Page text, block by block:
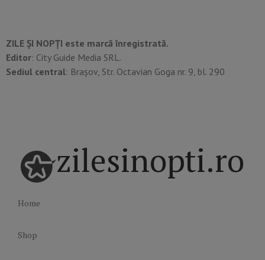
ZILE ȘI NOPȚI este marcă înregistrată.
Editor: City Guide Media SRL.
Sediul central: Brașov, Str. Octavian Goga nr. 9, bl. 290
zilesinopti.ro
Home
Shop